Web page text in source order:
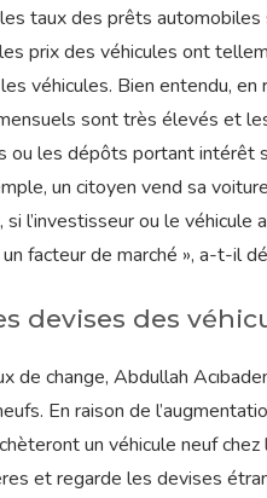
taux des prêts
prix des véhicules ont
véhicules. Bien entendu, en
sont très élevés et
les dépôts portant intérêt
un citoyen vend sa
l’investisseur ou le véhicule
facteur de marché », a-t-il
devises des
change, Abdullah
En raison de
un véhicule neuf
et regarde les devises